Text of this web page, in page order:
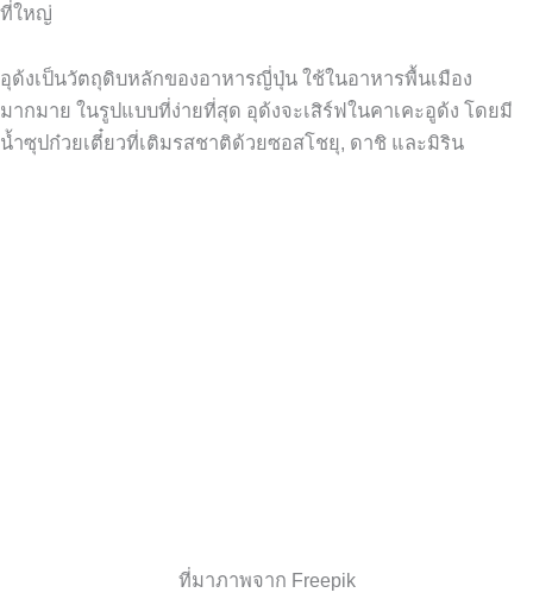
ที่ใหญ่
อุด้งเป็นวัตถุดิบหลักของอาหารญี่ปุ่น ใช้ในอาหารพื้นเมือง
มากมาย ในรูปแบบที่ง่ายที่สุด อุด้งจะเสิร์ฟในคาเคะอูด้ง โดยมี
น้ำซุปก๋วยเตี๋ยวที่เติมรสชาติด้วยซอสโชยุ, ดาชิ และมิริน
ที่มาภาพจาก Freepik